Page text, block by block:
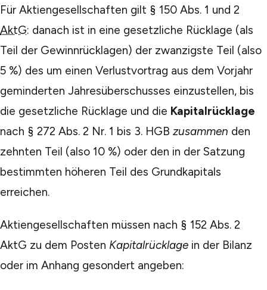
Für Aktiengesellschaften gilt § 150 Abs. 1 und 2
AktG: danach ist in eine gesetzliche Rücklage (als
Teil der Gewinnrücklagen) der zwanzigste Teil (also
5 %) des um einen Verlustvortrag aus dem Vorjahr
geminderten Jahresüberschusses einzustellen, bis
die gesetzliche Rücklage und die Kapitalrücklage
nach § 272 Abs. 2 Nr. 1 bis 3. HGB zusammen den
zehnten Teil (also 10 %) oder den in der Satzung
bestimmten höheren Teil des Grundkapitals
erreichen.
Aktiengesellschaften müssen nach § 152 Abs. 2
AktG zu dem Posten Kapitalrücklage in der Bilanz
oder im Anhang gesondert angeben: